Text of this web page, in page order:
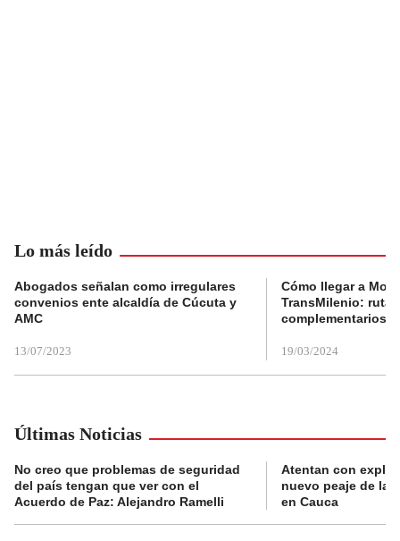
Lo más leído
Abogados señalan como irregulares
convenios ente alcaldía de Cúcuta y
AMC
13/07/2023
Cómo llegar a
TransMilenio:
complementarios
19/03/2024
Últimas Noticias
No creo que problemas de seguridad
del país tengan que ver con el
Acuerdo de Paz: Alejandro Ramelli
Atentan con
nuevo peaje de la
en Cauca